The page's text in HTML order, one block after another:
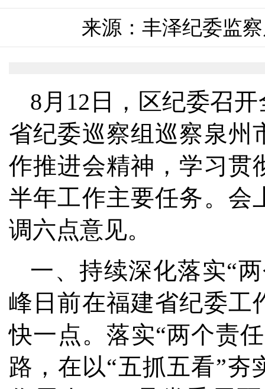
来源：丰泽纪委监
8月12日，区纪委召
省纪委巡察组巡察泉州
作推进会精神，学习贯
半年工作主要任务。会
调六点意见。
一、持续深化落实“
峰日前在福建省纪委工
快一点。落实“两个责
路，在以“五抓五看”